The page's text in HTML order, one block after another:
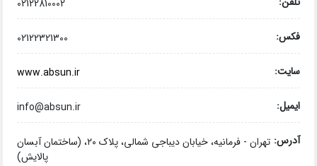
02122810002
فکس: 02122321300
سایت: www.absun.ir
ایمیل: info@absun.ir
آدرس:
تهران - فرمانیه، خیابان دیباجی شمالی، پلاک ۲۰، (ساختمان آبسان
پالایش)